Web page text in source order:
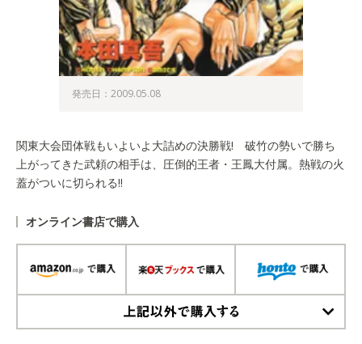
発売日：2009.05.08
関東大会団体戦もいよいよ大詰めの決勝戦! 破竹の勢いで勝ち
上がってきた武頼の相手は、圧倒的王者・王鳳大付属。熱戦の火
蓋がついに切られる!!
オンライン書店で購入